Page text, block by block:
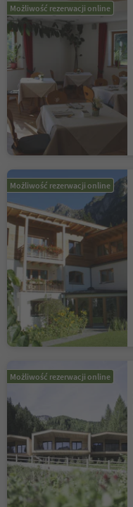
Możliwość rezerwacji online
Możliwość rezerwacji online
Możliwość rezerwacji online